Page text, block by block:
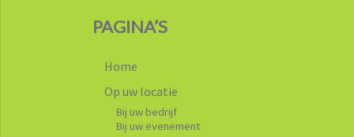
PAGINA’S
Home
Op uw locatie
Bij uw bedrijf
Bij uw evenement